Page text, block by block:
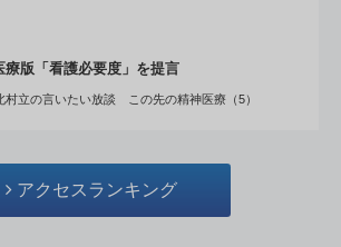
療版「看護必要度」を提言
村立の言いたい放談 この先の精神医療（5）
アクセスランキング